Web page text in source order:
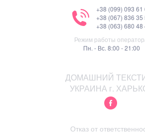
+38 (099) 093 61
+38 (067) 836 35
+38 (063) 680 48
Режим работы
Пн. - Вс. 8:00 - 21:00
ДОМАШНИЙ
УКРАИНА г.
Отказ от